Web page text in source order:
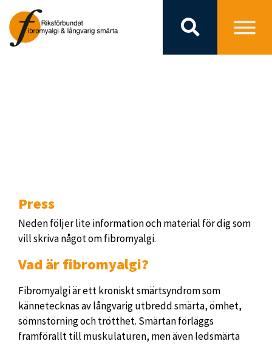
Press
Neden följer lite information och material för dig som
vill skriva något om fibromyalgi.
Vad är fibromyalgi?
Fibromyalgi är ett kroniskt smärtsyndrom som
kännetecknas av långvarig utbredd smärta, ömhet,
sömnstörning och trötthet. Smärtan förläggs
framförallt till muskulaturen, men även ledsmärta